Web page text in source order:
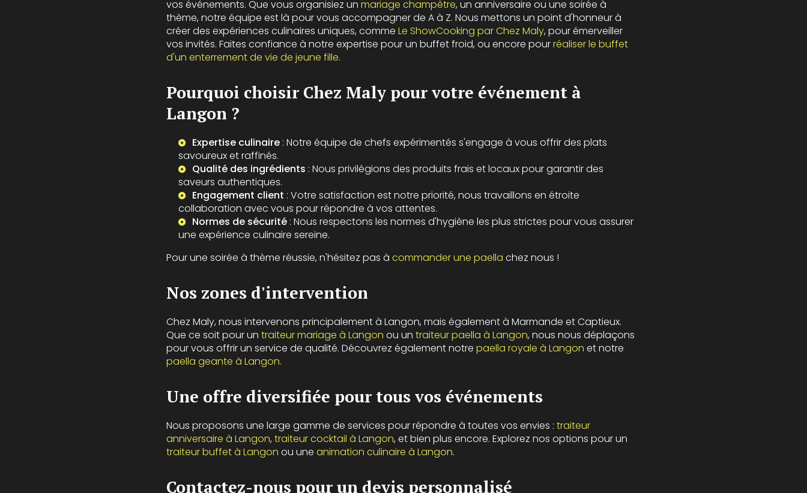
vos événements. Que vous organisiez un mariage champêtre, un anniversaire ou une soirée à
thème, notre équipe est là pour vous accompagner de A à Z. Nous mettons un point d'honneur à
créer des expériences culinaires uniques, comme Le ShowCooking par Chez Maly, pour émerveiller
vos invités. Faites confiance à notre expertise pour un buffet froid, ou encore pourréaliser le buffet
d'un enterrement de vie de jeune fille.
Pourquoi choisir Chez Maly pour votre événement à
Langon ?
Expertise culinaire : Notre équipe de chefs expérimentés s'engage à vous offrir des plats
savoureux et raffinés.
Qualité des ingrédients : Nous privilégions des produits frais et locaux pour garantir des
saveurs authentiques.
Engagement client : Votre satisfaction est notre priorité, nous travaillons en étroite
collaboration avec vous pour répondre à vos attentes.
Normes de sécurité : Nous respectons les normes d'hygiène les plus strictes pour vous assurer
une expérience culinaire sereine.
Pour une soirée à thème réussie, n'hésitez pas à commander une paella chez nous !
Nos zones d'intervention
Chez Maly, nous intervenons principalement à Langon, mais également à Marmande et Captieux.
Que ce soit pour un traiteur mariage à Langon ou un traiteur paella à Langon, nous nous déplaçons
pour vous offrir un service de qualité. Découvrez également notre paella royale à Langon et notre
paella geante à Langon.
Une offre diversifiée pour tous vos événements
Nous proposons une large gamme de services pour répondre à toutes vos envies : traiteur
anniversaire à Langon, traiteur cocktail à Langon, et bien plus encore. Explorez nos options pour un
traiteur buffet à Langon ou une animation culinaire à Langon.
Contactez-nous pour un devis personnalisé